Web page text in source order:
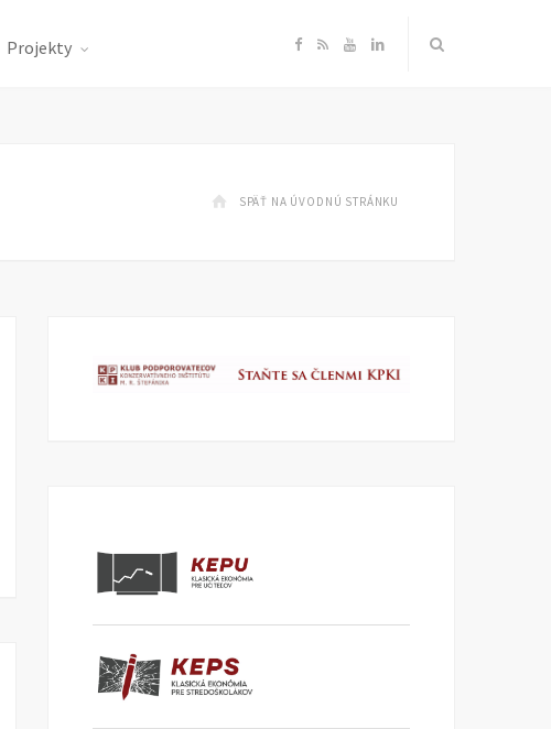
Projekty F
e
o
R Y
T
e
L
k
I
SPÄŤ NA ÚVODNÚ STRÁNKU